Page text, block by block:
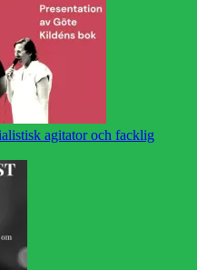
agitator och facklig